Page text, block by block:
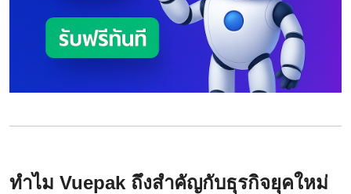
ทำไม Vuepak ถึงสำคัญกับธุรกิจยุคใหม่